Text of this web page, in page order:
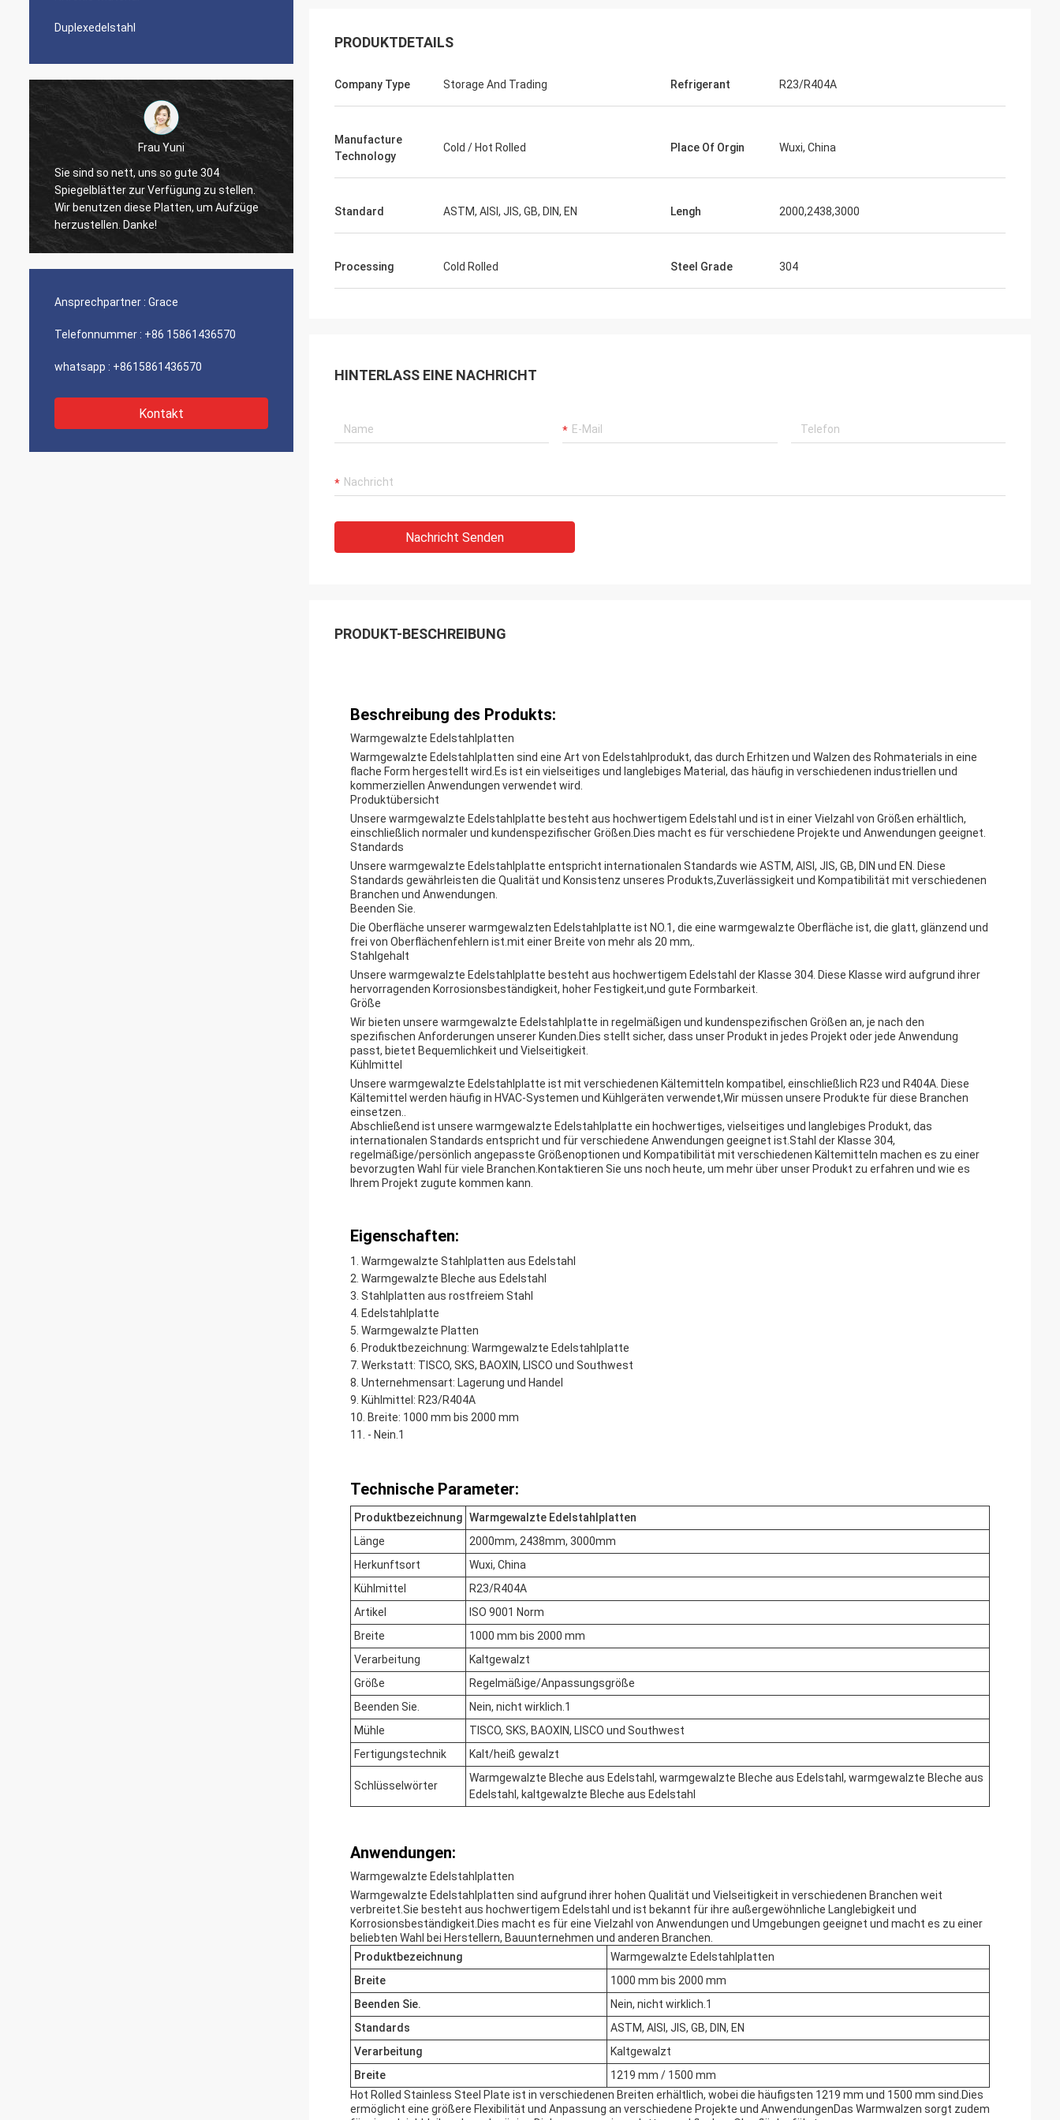
Duplexedelstahl
Frau Yuni
Sie sind so nett, uns so gute 304
Spiegelblätter zur Verfügung zu stellen.
Wir benutzen diese Platten, um Aufzüge
herzustellen. Danke!
Diego Nemer
nice seamless pipes!
Ansprechpartner : Grace
Telefonnummer : +86 15861436570
whatsapp : +8615861436570
Kontakt
PRODUKTDETAILS
Company Type Storage And Trading Refrigerant R23/R404A
Manufacture
Technology
Cold / Hot Rolled Place Of Orgin Wuxi, China
Standard ASTM, AISI, JIS, GB, DIN, EN Lengh 2000,2438,3000
Processing Cold Rolled Steel Grade 304
HINTERLASS EINE NACHRICHT
Nachricht Senden
PRODUKT-BESCHREIBUNG
Beschreibung des Produkts:
Warmgewalzte Edelstahlplatten
Warmgewalzte Edelstahlplatten sind eine Art von Edelstahlprodukt, das durch Erhitzen und Walzen des Rohmaterials in eine
flache Form hergestellt wird.Es ist ein vielseitiges und langlebiges Material, das häufig in verschiedenen industriellen und
kommerziellen Anwendungen verwendet wird.
Produktübersicht
Unsere warmgewalzte Edelstahlplatte besteht aus hochwertigem Edelstahl und ist in einer Vielzahl von Größen erhältlich,
einschließlich normaler und kundenspezifischer Größen.Dies macht es für verschiedene Projekte und Anwendungen geeignet.
Standards
Unsere warmgewalzte Edelstahlplatte entspricht internationalen Standards wie ASTM, AISI, JIS, GB, DIN und EN. Diese
Standards gewährleisten die Qualität und Konsistenz unseres Produkts,Zuverlässigkeit und Kompatibilität mit verschiedenen
Branchen und Anwendungen.
Beenden Sie.
Die Oberfläche unserer warmgewalzten Edelstahlplatte ist NO.1, die eine warmgewalzte Oberfläche ist, die glatt, glänzend und
frei von Oberflächenfehlern ist.mit einer Breite von mehr als 20 mm,.
Stahlgehalt
Unsere warmgewalzte Edelstahlplatte besteht aus hochwertigem Edelstahl der Klasse 304. Diese Klasse wird aufgrund ihrer
hervorragenden Korrosionsbeständigkeit, hoher Festigkeit,und gute Formbarkeit.
Größe
Wir bieten unsere warmgewalzte Edelstahlplatte in regelmäßigen und kundenspezifischen Größen an, je nach den
spezifischen Anforderungen unserer Kunden.Dies stellt sicher, dass unser Produkt in jedes Projekt oder jede Anwendung
passt, bietet Bequemlichkeit und Vielseitigkeit.
Kühlmittel
Unsere warmgewalzte Edelstahlplatte ist mit verschiedenen Kältemitteln kompatibel, einschließlich R23 und R404A. Diese
Kältemittel werden häufig in HVAC-Systemen und Kühlgeräten verwendet,Wir müssen unsere Produkte für diese Branchen
einsetzen..
Abschließend ist unsere warmgewalzte Edelstahlplatte ein hochwertiges, vielseitiges und langlebiges Produkt, das
internationalen Standards entspricht und für verschiedene Anwendungen geeignet ist.Stahl der Klasse 304,
regelmäßige/persönlich angepasste Größenoptionen und Kompatibilität mit verschiedenen Kältemitteln machen es zu einer
bevorzugten Wahl für viele Branchen.Kontaktieren Sie uns noch heute, um mehr über unser Produkt zu erfahren und wie es
Ihrem Projekt zugute kommen kann.
Eigenschaften:
Warmgewalzte Stahlplatten aus Edelstahl
Warmgewalzte Bleche aus Edelstahl
Stahlplatten aus rostfreiem Stahl
Edelstahlplatte
Warmgewalzte Platten
Produktbezeichnung: Warmgewalzte Edelstahlplatte
Werkstatt: TISCO, SKS, BAOXIN, LISCO und Southwest
Unternehmensart: Lagerung und Handel
Kühlmittel: R23/R404A
Breite: 1000 mm bis 2000 mm
- Nein.1
Technische Parameter:
Produktbezeichnung Warmgewalzte Edelstahlplatten
Länge
2000mm, 2438mm, 3000mm
Herkunftsort
Wuxi, China
Kühlmittel
R23/R404A
Artikel
ISO 9001 Norm
Breite
1000 mm bis 2000 mm
Verarbeitung
Kaltgewalzt
Größe
Regelmäßige/Anpassungsgröße
Beenden Sie.
Nein, nicht wirklich.1
Mühle
TISCO, SKS, BAOXIN, LISCO und Southwest
Fertigungstechnik
Kalt/heiß gewalzt
Schlüsselwörter
Warmgewalzte Bleche aus Edelstahl, warmgewalzte Bleche aus Edelstahl, warmgewalzte Bleche aus
Edelstahl, kaltgewalzte Bleche aus Edelstahl
Anwendungen:
Warmgewalzte Edelstahlplatten
Warmgewalzte Edelstahlplatten sind aufgrund ihrer hohen Qualität und Vielseitigkeit in verschiedenen Branchen weit
verbreitet.Sie besteht aus hochwertigem Edelstahl und ist bekannt für ihre außergewöhnliche Langlebigkeit und
Korrosionsbeständigkeit.Dies macht es für eine Vielzahl von Anwendungen und Umgebungen geeignet und macht es zu einer
beliebten Wahl bei Herstellern, Bauunternehmen und anderen Branchen.
Produktbezeichnung
Warmgewalzte Edelstahlplatten
Breite
1000 mm bis 2000 mm
Beenden Sie.
Nein, nicht wirklich.1
Standards
ASTM, AISI, JIS, GB, DIN, EN
Verarbeitung
Kaltgewalzt
Breite
1219 mm / 1500 mm
Hot Rolled Stainless Steel Plate ist in verschiedenen Breiten erhältlich, wobei die häufigsten 1219 mm und 1500 mm sind.Dies
ermöglicht eine größere Flexibilität und Anpassung an verschiedene Projekte und AnwendungenDas Warmwalzen sorgt zudem